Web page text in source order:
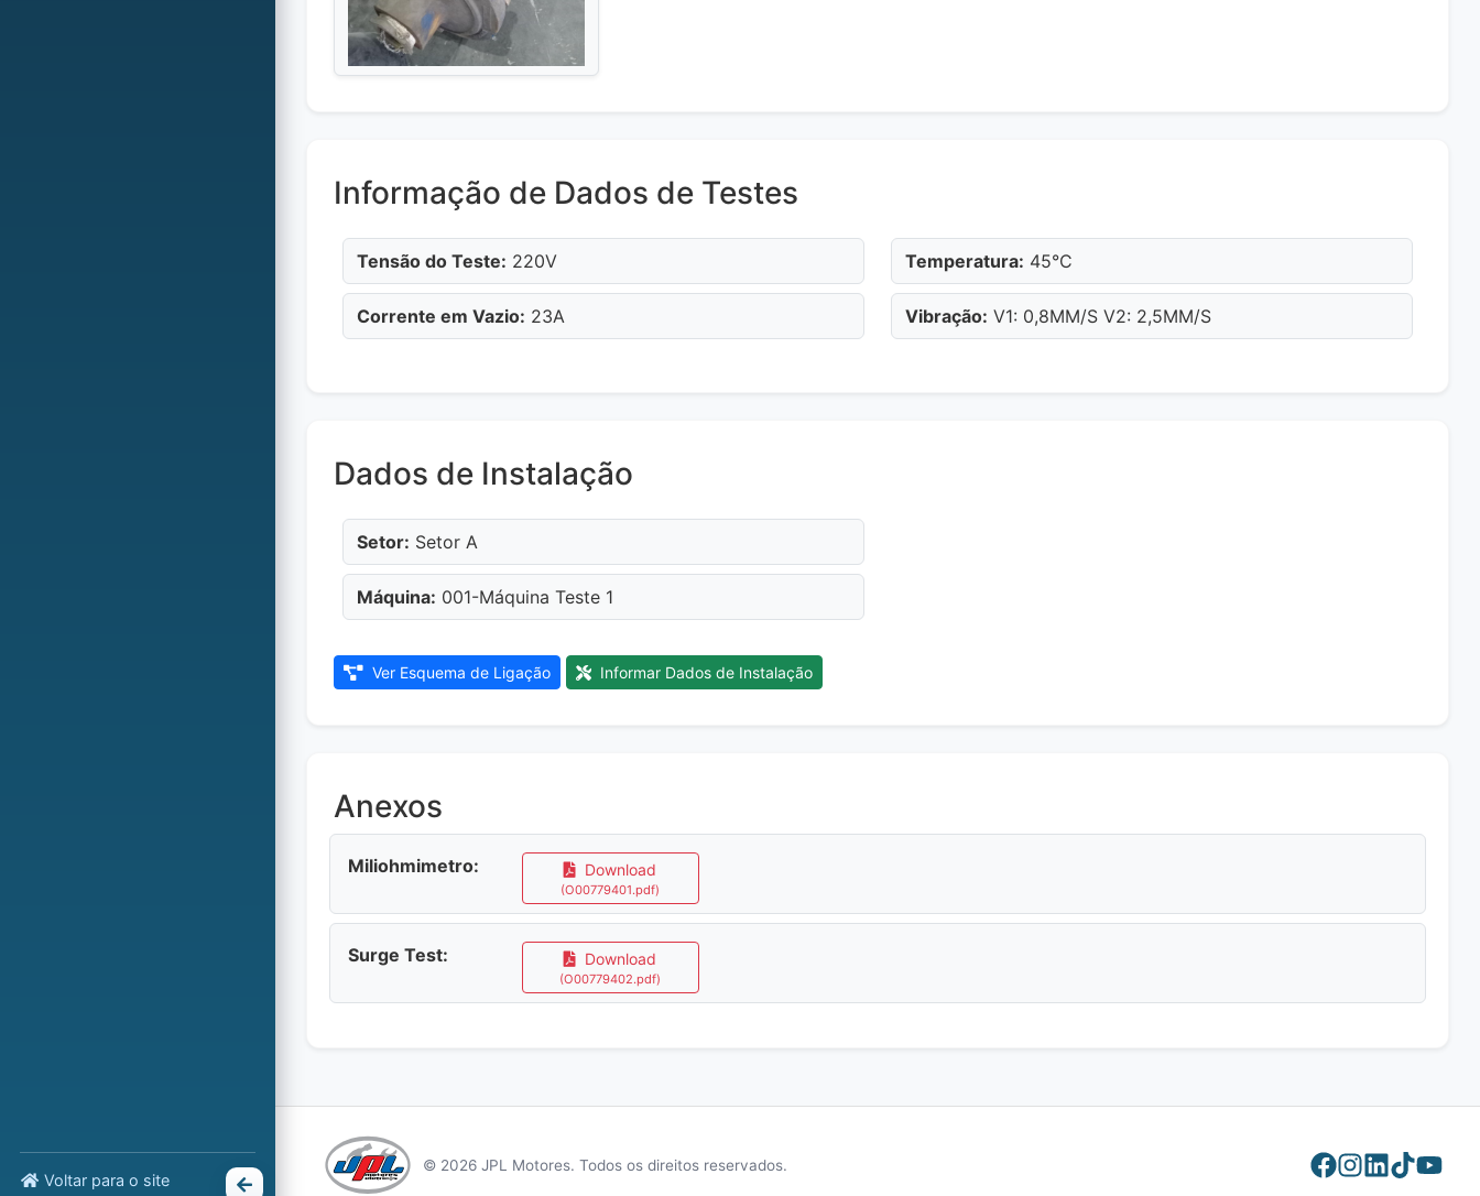
Voltar para o site
Informação de Dados de Testes
Tensão do Teste: 220V
Corrente em Vazio: 23A
Temperatura: 45°C
Vibração: V1: 0,8MM/S V2: 2,5MM/S
Dados de Instalação
Setor: Setor A
Máquina: 001-Máquina Teste 1
Ver Esquema de Ligação Informar Dados de Instalação
Anexos
Miliohmimetro: Download
(O00779401.pdf)
Surge Test: Download
(O00779402.pdf)
© 2026 JPL Motores. Todos os direitos reservados.